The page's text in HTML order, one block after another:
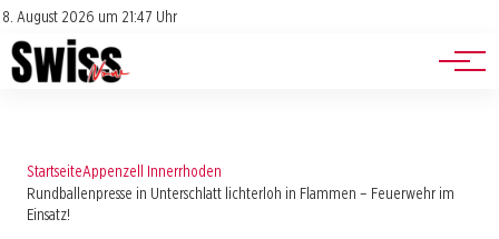
8. August 2026 um 21:47 Uhr
Impressum
Datenschutz
Jobs
Events
StartseiteAppenzell Innerrhoden
Rundballenpresse in Unterschlatt lichterloh in Flammen – Feuerwehr im
Einsatz!